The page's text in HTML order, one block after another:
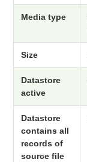
Media type
Size
Datastore
active
Datastore
contains all
records of
source file